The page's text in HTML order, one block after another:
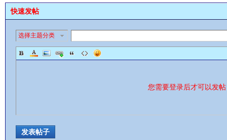
快速发帖
选择主题分类
您需要登录后才可以发
发表帖子